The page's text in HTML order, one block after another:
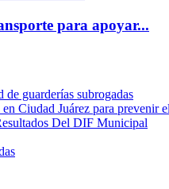
para apoyar...
guarderías subrogadas
Ciudad Juárez para prevenir
Del DIF Municipal